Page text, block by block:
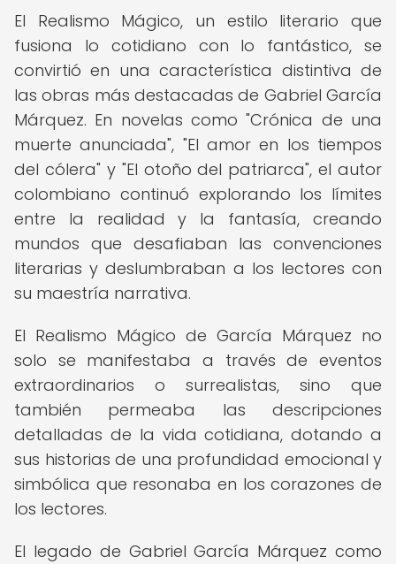
El Realismo Mágico, un estilo literario que
fusiona lo cotidiano con lo fantástico, se
convirtió en una característica distintiva de
las obras más destacadas de Gabriel García
Márquez. En novelas como "Crónica de una
muerte anunciada", "El amor en los tiempos
del cólera" y "El otoño del patriarca", el autor
colombiano continuó explorando los límites
entre la realidad y la fantasía, creando
mundos que desafiaban las convenciones
literarias y deslumbraban a los lectores con
su maestría narrativa.
El Realismo Mágico de García Márquez no
solo se manifestaba a través de eventos
extraordinarios o surrealistas, sino que
también permeaba las descripciones
detalladas de la vida cotidiana, dotando a
sus historias de una profundidad emocional y
simbólica que resonaba en los corazones de
los lectores.
El legado de Gabriel García Márquez como